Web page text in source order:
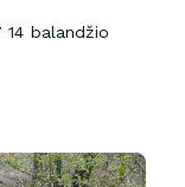
14 balandžio